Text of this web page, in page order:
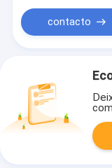
contacto